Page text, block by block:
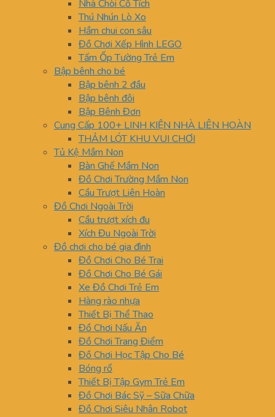
Nhà Chòi Cổ Tích
Thú Nhún Lò Xo
Hầm chui con sâu
Đồ Chơi Xếp Hình LEGO
Tấm Ốp Tường Trẻ Em
Bập bênh cho bé
Bập bênh 2 đầu
Bập bênh đôi
Bập Bênh Đơn
Cung Cấp 100+ LINH KIỆN NHÀ LIÊN HOÀN
THẢM LÓT KHU VUI CHƠI
Tủ Kệ Mầm Non
Bàn Ghế Mầm Non
Đồ Chơi Trường Mầm Non
Cầu Trượt Liên Hoàn
Đồ Chơi Ngoài Trời
Cầu trượt xích đu
Xích Đu Ngoài Trời
Đồ chơi cho bé gia đình
Đồ Chơi Cho Bé Trai
Đồ Chơi Cho Bé Gái
Xe Đồ Chơi Trẻ Em
Hàng rào nhựa
Thiết Bị Thể Thao
Đồ Chơi Nấu Ăn
Đồ Chơi Trang Điểm
Đồ Chơi Học Tập Cho Bé
Bóng rổ
Thiết Bị Tập Gym Trẻ Em
Đồ Chơi Bác Sỹ – Sữa Chữa
Đồ Chơi Siêu Nhân Robot